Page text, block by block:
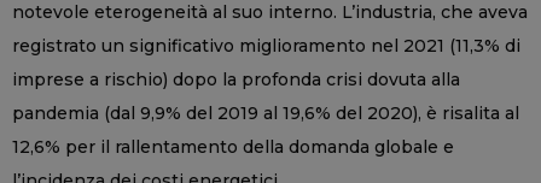
notevole eterogeneità al suo interno. L’industria, che aveva
registrato un significativo miglioramento nel 2021 (11,3% di
imprese a rischio) dopo la profonda crisi dovuta alla
pandemia (dal 9,9% del 2019 al 19,6% del 2020), è risalita al
12,6% per il rallentamento della domanda globale e